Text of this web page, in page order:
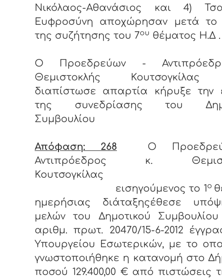
Νικόλαος-Αθανάσιος και 4)
Ευφροσύνη αποχώρησαν μετά το
της συζήτησης του 7ου θέματος Η.Δ .
Ο Προεδρεύων -
Θεμιστοκλής
διαπίστωσε απαρτία κήρυξε την
της συνεδρίασης του
Συμβουλίου
Απόφαση: 268
Ο
Αντιπρόεδρος κ.
Κουτσογκίλας
εισηγούμενος το 1 ο
ημερήσιας διάταξηςέθεσε
μελών του Δημοτικού
αριθμ. πρωτ. 20470/15-6-2012
Υπουργείου Εσωτερικών, με το
γνωστοποιήθηκε η κατανομή στο
ποσού 129.400,00 € από πιστώσεις